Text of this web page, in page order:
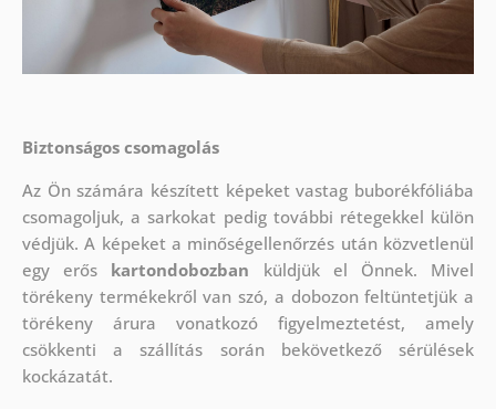
Biztonságos csomagolás
Az Ön számára készített képeket vastag buborékfóliába
csomagoljuk, a sarkokat pedig további rétegekkel külön
védjük.A képeket a minőségellenőrzés után közvetlenül
egy erős kartondobozban küldjük el Önnek. Mivel
törékeny termékekről van szó, a dobozon feltüntetjük a
törékeny árura vonatkozó figyelmeztetést, amely
csökkenti a szállítás során bekövetkező sérülések
kockázatát.